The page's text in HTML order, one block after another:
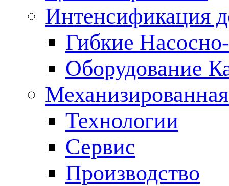
Интенсификация
Гибкие
Оборудование
Технологии
Сервис
Производство